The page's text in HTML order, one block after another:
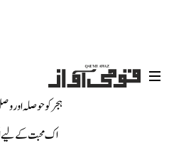
ہجر کو حوصلہ اور
اک محبت کے لیے